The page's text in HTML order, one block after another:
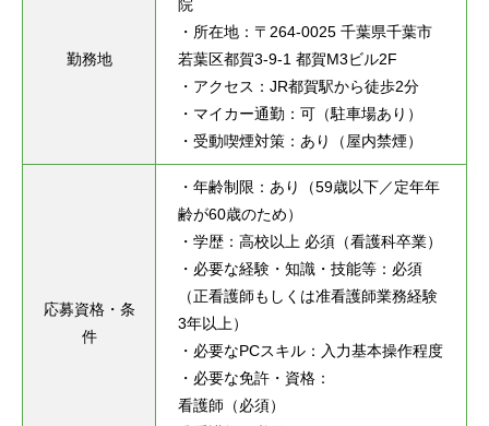
勤務地
院
・所在地：〒264-0025 千葉県千葉市
若葉区都賀3-9-1 都賀M3ビル2F
・アクセス：JR都賀駅から徒歩2分
・マイカー通勤：可（駐車場あり）
・受動喫煙対策：あり（屋内禁煙）
応募資格・条
件
・年齢制限：あり（59歳以下／定年年
齢が60歳のため）
・学歴：高校以上 必須（看護科卒業）
・必要な経験・知識・技能等：必須
（正看護師もしくは准看護師業務経験
3年以上）
・必要なPCスキル：入力基本操作程度
・必要な免許・資格：
看護師（必須）